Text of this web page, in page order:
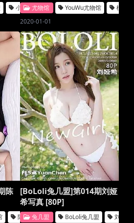
小潘鼠尤物馆 YouWu尤物馆
模特
2020-01-01
陈
陈欣
[BoLoli兔几盟]第014期刘娅
希写真 [80P]
兔几盟 BoLoli兔几盟
刘娅希